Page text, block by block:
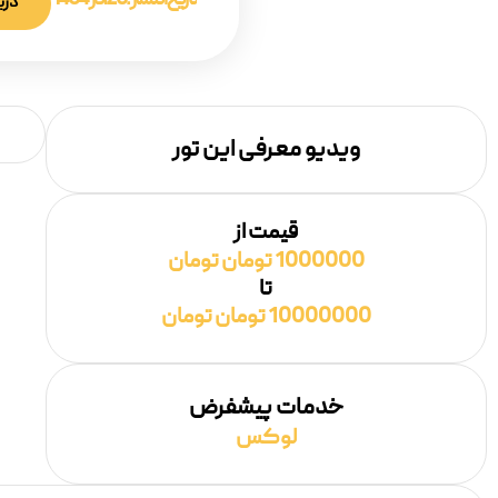
ویدیو معرفی این تور
قیمت از
1000000 تومان تومان
تا
10000000 تومان تومان
خدمات پیشفرض
لوکس